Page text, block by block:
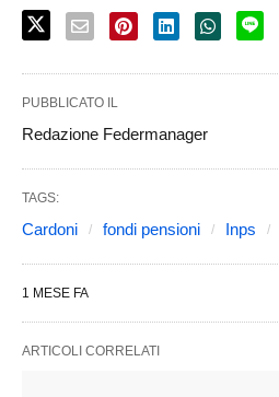
PUBBLICATO IL
Redazione Federmanager
TAGS:
Cardoni fondi pensioni Inps
1 MESE FA
ARTICOLI CORRELATI